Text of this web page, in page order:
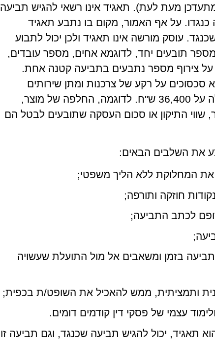
מעת לעת). תאגיד אינו רשאי להגיש תביעה
כנגדו. על אף האמור, מקום בו נתבע תאגיד
עוסק מורשה אינו תאגיד ולכן יכול לתבוע
תובעים יחד, לדוגמא אחים, מספר עובדים,
על צירוף מספר נתבעים בתביעה קטנה אחת.
על רקע של צרכנות ומתן שירותים
כשנושא הסכסוך הוא בשווי שאינו עולה על 36,400 ש"ח. לדוגמה, החלפה של מוצר,
שווי התיקון או סכום העסקה שתובעים לבטל הם
את השלבים הבאים:
את המחלוקת ללא הליך משפטי;
חוזקה ותורפה;
לכתב התביעה;
התביעה בזמן ומשאבים אל מול התועלת שעשויה
ותמציתית, ממש להאכיל את השופט/ת בכפית;
עצמי של פסקי דין קודמים דומים.
יכול להגיש תביעה שכנגד, וגם תביעה זו